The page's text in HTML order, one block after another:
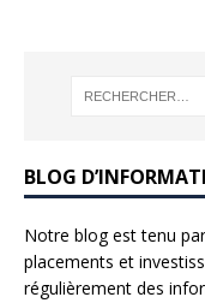
BLOG
Notre blog est tenu
placements et
régulièrement des